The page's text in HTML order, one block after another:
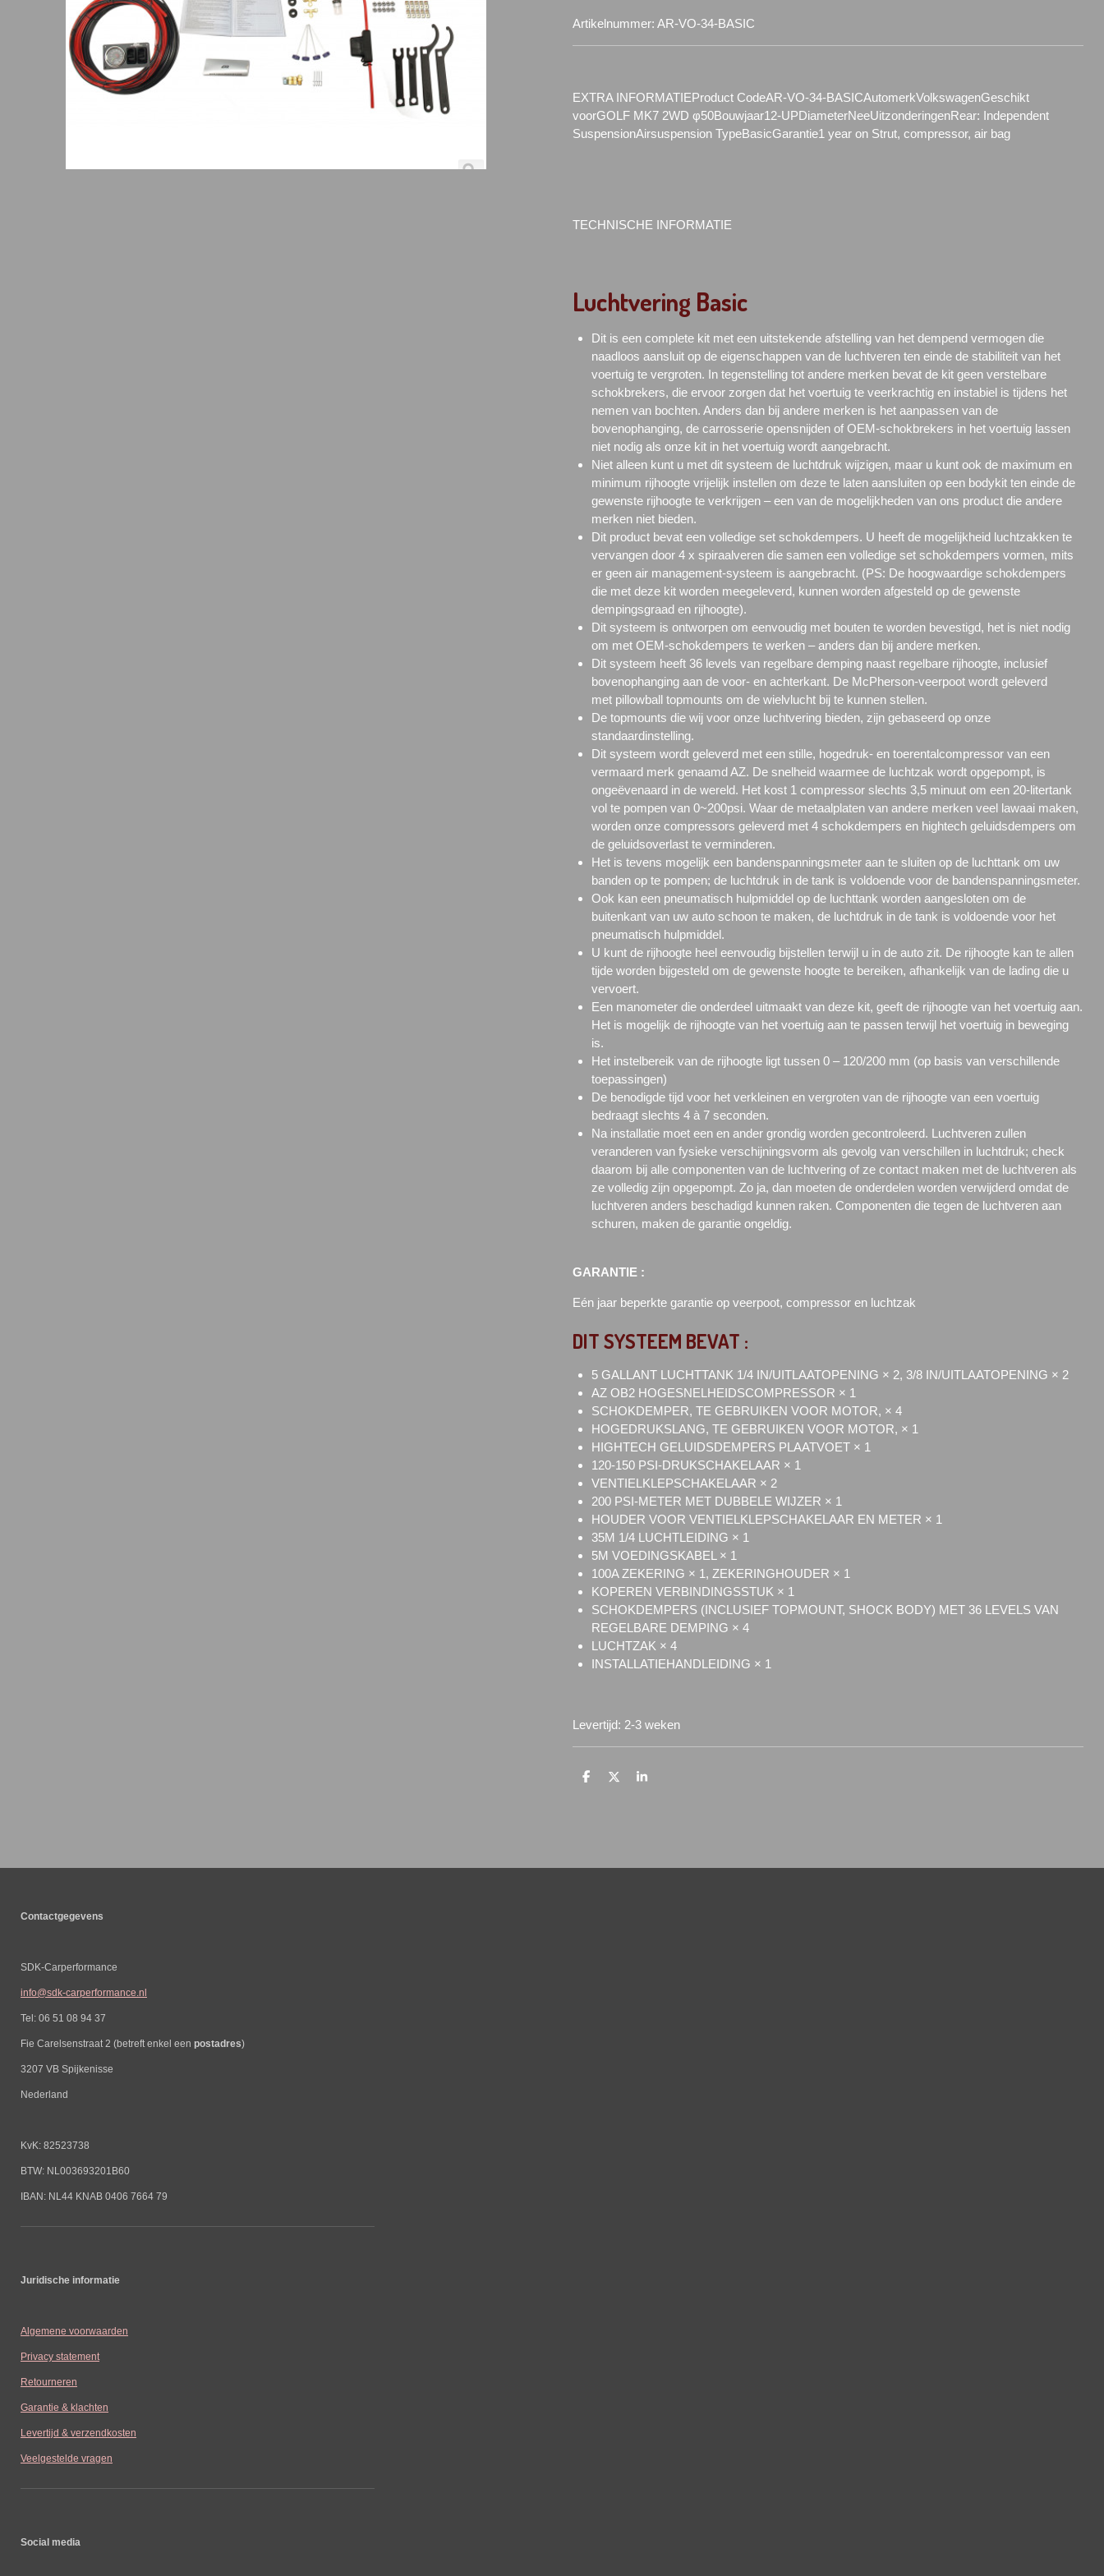
Artikelnummer: AR-VO-34-BASIC
EXTRA INFORMATIEProduct CodeAR-VO-34-BASICAutomerkVolkswagenGeschikt
voorGOLF MK7 2WD φ50Bouwjaar12-UPDiameterNeeUitzonderingenRear: Independent
SuspensionAirsuspension TypeBasicGarantie1 year on Strut, compressor, air bag
TECHNISCHE INFORMATIE
Luchtvering Basic
Dit is een complete kit met een uitstekende afstelling van het dempend vermogen die
naadloos aansluit op de eigenschappen van de luchtveren ten einde de stabiliteit van het
voertuig te vergroten. In tegenstelling tot andere merken bevat de kit geen verstelbare
schokbrekers, die ervoor zorgen dat het voertuig te veerkrachtig en instabiel is tijdens het
nemen van bochten. Anders dan bij andere merken is het aanpassen van de
bovenophanging, de carrosserie opensnijden of OEM-schokbrekers in het voertuig lassen
niet nodig als onze kit in het voertuig wordt aangebracht.
Niet alleen kunt u met dit systeem de luchtdruk wijzigen, maar u kunt ook de maximum en
minimum rijhoogte vrijelijk instellen om deze te laten aansluiten op een bodykit ten einde de
gewenste rijhoogte te verkrijgen – een van de mogelijkheden van ons product die andere
merken niet bieden.
Dit product bevat een volledige set schokdempers. U heeft de mogelijkheid luchtzakken te
vervangen door 4 x spiraalveren die samen een volledige set schokdempers vormen, mits
er geen air management-systeem is aangebracht. (PS: De hoogwaardige schokdempers
die met deze kit worden meegeleverd, kunnen worden afgesteld op de gewenste
dempingsgraad en rijhoogte).
Dit systeem is ontworpen om eenvoudig met bouten te worden bevestigd, het is niet nodig
om met OEM-schokdempers te werken – anders dan bij andere merken.
Dit systeem heeft 36 levels van regelbare demping naast regelbare rijhoogte, inclusief
bovenophanging aan de voor- en achterkant. De McPherson-veerpoot wordt geleverd
met pillowball topmounts om de wielvlucht bij te kunnen stellen.
De topmounts die wij voor onze luchtvering bieden, zijn gebaseerd op onze
standaardinstelling.
Dit systeem wordt geleverd met een stille, hogedruk- en toerentalcompressor van een
vermaard merk genaamd AZ. De snelheid waarmee de luchtzak wordt opgepompt, is
ongeëvenaard in de wereld. Het kost 1 compressor slechts 3,5 minuut om een 20-litertank
vol te pompen van 0~200psi. Waar de metaalplaten van andere merken veel lawaai maken,
worden onze compressors geleverd met 4 schokdempers en hightech geluidsdempers om
de geluidsoverlast te verminderen.
Het is tevens mogelijk een bandenspanningsmeter aan te sluiten op de luchttank om uw
banden op te pompen; de luchtdruk in de tank is voldoende voor de bandenspanningsmeter.
Ook kan een pneumatisch hulpmiddel op de luchttank worden aangesloten om de
buitenkant van uw auto schoon te maken, de luchtdruk in de tank is voldoende voor het
pneumatisch hulpmiddel.
U kunt de rijhoogte heel eenvoudig bijstellen terwijl u in de auto zit. De rijhoogte kan te allen
tijde worden bijgesteld om de gewenste hoogte te bereiken, afhankelijk van de lading die u
vervoert.
Een manometer die onderdeel uitmaakt van deze kit, geeft de rijhoogte van het voertuig aan.
Het is mogelijk de rijhoogte van het voertuig aan te passen terwijl het voertuig in beweging
is.
Het instelbereik van de rijhoogte ligt tussen 0 – 120/200 mm (op basis van verschillende
toepassingen)
De benodigde tijd voor het verkleinen en vergroten van de rijhoogte van een voertuig
bedraagt slechts 4 à 7 seconden.
Na installatie moet een en ander grondig worden gecontroleerd. Luchtveren zullen
veranderen van fysieke verschijningsvorm als gevolg van verschillen in luchtdruk; check
daarom bij alle componenten van de luchtvering of ze contact maken met de luchtveren als
ze volledig zijn opgepompt. Zo ja, dan moeten de onderdelen worden verwijderd omdat de
luchtveren anders beschadigd kunnen raken. Componenten die tegen de luchtveren aan
schuren, maken de garantie ongeldig.
GARANTIE :
Eén jaar beperkte garantie op veerpoot, compressor en luchtzak
DIT SYSTEEM BEVAT :
5 GALLANT LUCHTTANK 1/4 IN/UITLAATOPENING × 2, 3/8 IN/UITLAATOPENING × 2
AZ OB2 HOGESNELHEIDSCOMPRESSOR × 1
SCHOKDEMPER, TE GEBRUIKEN VOOR MOTOR, × 4
HOGEDRUKSLANG, TE GEBRUIKEN VOOR MOTOR, × 1
HIGHTECH GELUIDSDEMPERS PLAATVOET × 1
120-150 PSI-DRUKSCHAKELAAR × 1
VENTIELKLEPSCHAKELAAR × 2
200 PSI-METER MET DUBBELE WIJZER × 1
HOUDER VOOR VENTIELKLEPSCHAKELAAR EN METER × 1
35M 1/4 LUCHTLEIDING × 1
5M VOEDINGSKABEL × 1
100A ZEKERING × 1, ZEKERINGHOUDER × 1
KOPEREN VERBINDINGSSTUK × 1
SCHOKDEMPERS (INCLUSIEF TOPMOUNT, SHOCK BODY) MET 36 LEVELS VAN
REGELBARE DEMPING × 4
LUCHTZAK × 4
INSTALLATIEHANDLEIDING × 1
Levertijd: 2-3 weken
D
D
S
Contactgegevens
SDK-Carperformance
info@sdk-carperformance.nl
Tel: 06 51 08 94 37
Fie Carelsenstraat 2 (betreft enkel een postadres)
3207 VB Spijkenisse
Nederland
KvK: 82523738
BTW: NL003693201B60
IBAN: NL44 KNAB 0406 7664 79
Juridische informatie
Algemene voorwaarden
Privacy statement
Retourneren
Garantie & klachten
Levertijd & verzendkosten
Veelgestelde vragen
Social media